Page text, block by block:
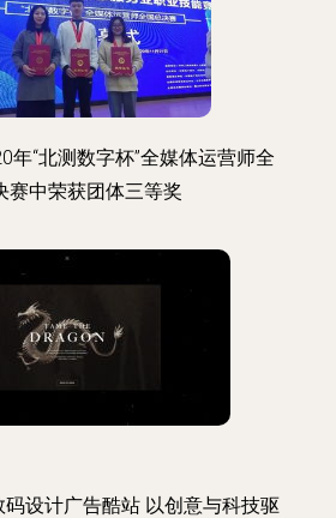
年“北测数字杯”全媒体运营师全
赛中荣获团体三等奖
码设计广告酷站 以创意与科技驱